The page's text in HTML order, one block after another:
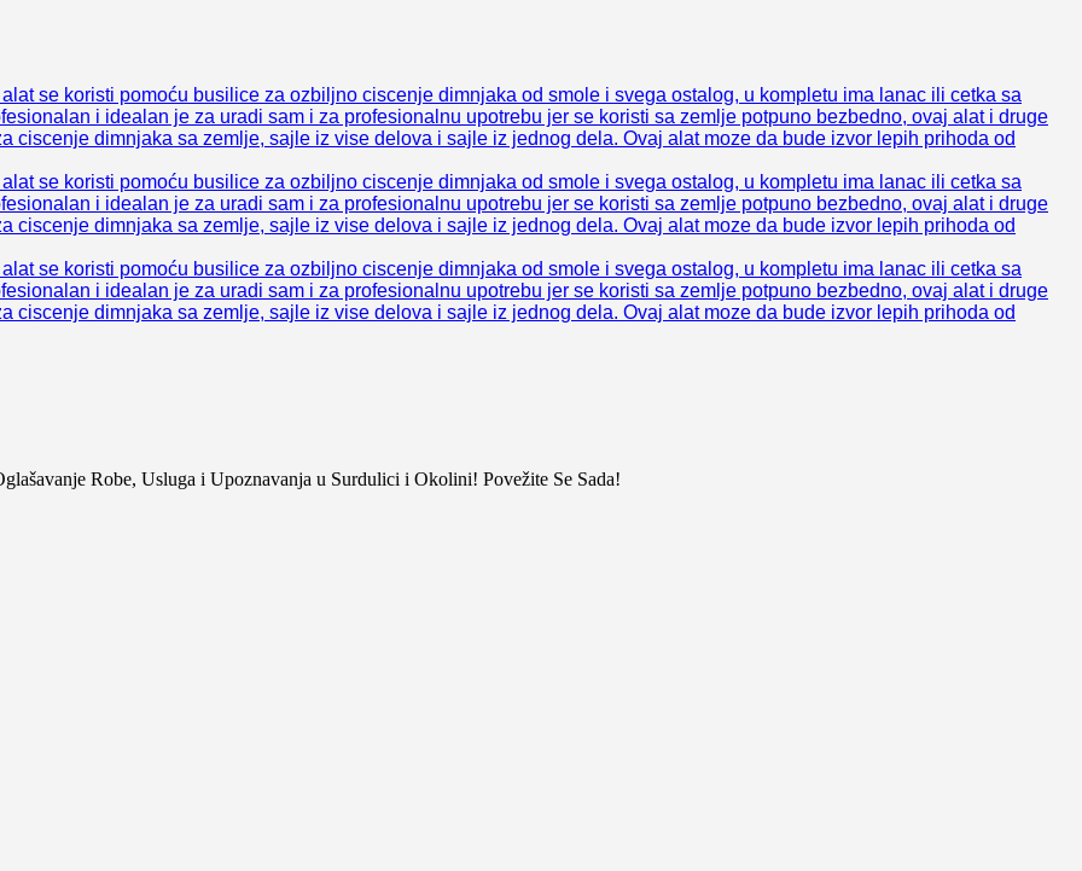
se koristi pomoću busilice za ozbiljno ciscenje dimnjaka od smole i svega ostalog, u kompletu ima lanac ili cetka sa
i idealan je za uradi sam i za profesionalnu upotrebu jer se koristi sa zemlje potpuno bezbedno, ovaj alat i druge
ciscenje dimnjaka sa zemlje, sajle iz vise delova i sajle iz jednog dela. Ovaj alat moze da bude izvor lepih prihoda od
se koristi pomoću busilice za ozbiljno ciscenje dimnjaka od smole i svega ostalog, u kompletu ima lanac ili cetka sa
i idealan je za uradi sam i za profesionalnu upotrebu jer se koristi sa zemlje potpuno bezbedno, ovaj alat i druge
ciscenje dimnjaka sa zemlje, sajle iz vise delova i sajle iz jednog dela. Ovaj alat moze da bude izvor lepih prihoda od
se koristi pomoću busilice za ozbiljno ciscenje dimnjaka od smole i svega ostalog, u kompletu ima lanac ili cetka sa
i idealan je za uradi sam i za profesionalnu upotrebu jer se koristi sa zemlje potpuno bezbedno, ovaj alat i druge
ciscenje dimnjaka sa zemlje, sajle iz vise delova i sajle iz jednog dela. Ovaj alat moze da bude izvor lepih prihoda od
Robe, Usluga i Upoznavanja u Surdulici i Okolini! Povežite Se Sada!